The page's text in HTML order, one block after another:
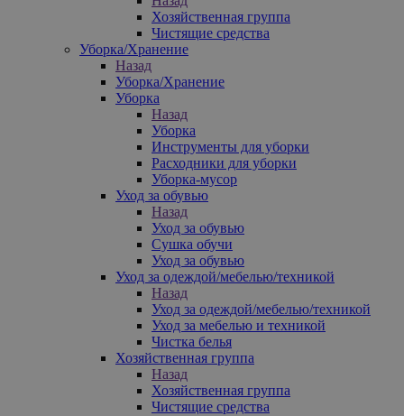
Хозяйственная группа
Чистящие средства
Уборка/Хранение
Назад
Уборка/Хранение
Уборка
Назад
Уборка
Инструменты для уборки
Расходники для уборки
Уборка-мусор
Уход за обувью
Назад
Уход за обувью
Сушка обучи
Уход за обувью
Уход за одеждой/мебелью/техникой
Назад
Уход за одеждой/мебелью/техникой
Уход за мебелью и техникой
Чистка белья
Хозяйственная группа
Назад
Хозяйственная группа
Чистящие средства